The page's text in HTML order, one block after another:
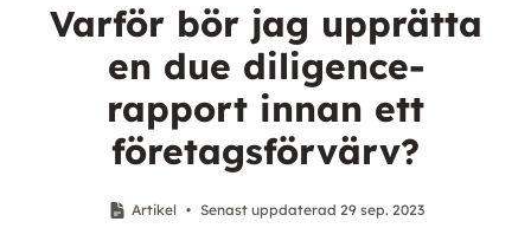
Varför bör jag upprätta
en due diligence-
rapport innan ett
företagsförvärv?
Artikel • Senast uppdaterad 29 sep. 2023